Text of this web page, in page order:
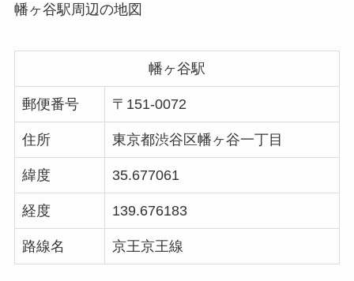
幡ヶ谷駅周辺の地図
幡ヶ谷駅
郵便番号 〒151-0072
住所 東京都渋谷区幡ヶ谷一丁目
緯度 35.677061
経度 139.676183
路線名 京王京王線